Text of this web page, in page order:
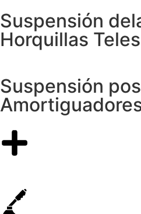
Suspensión
Horquillas
Suspensión